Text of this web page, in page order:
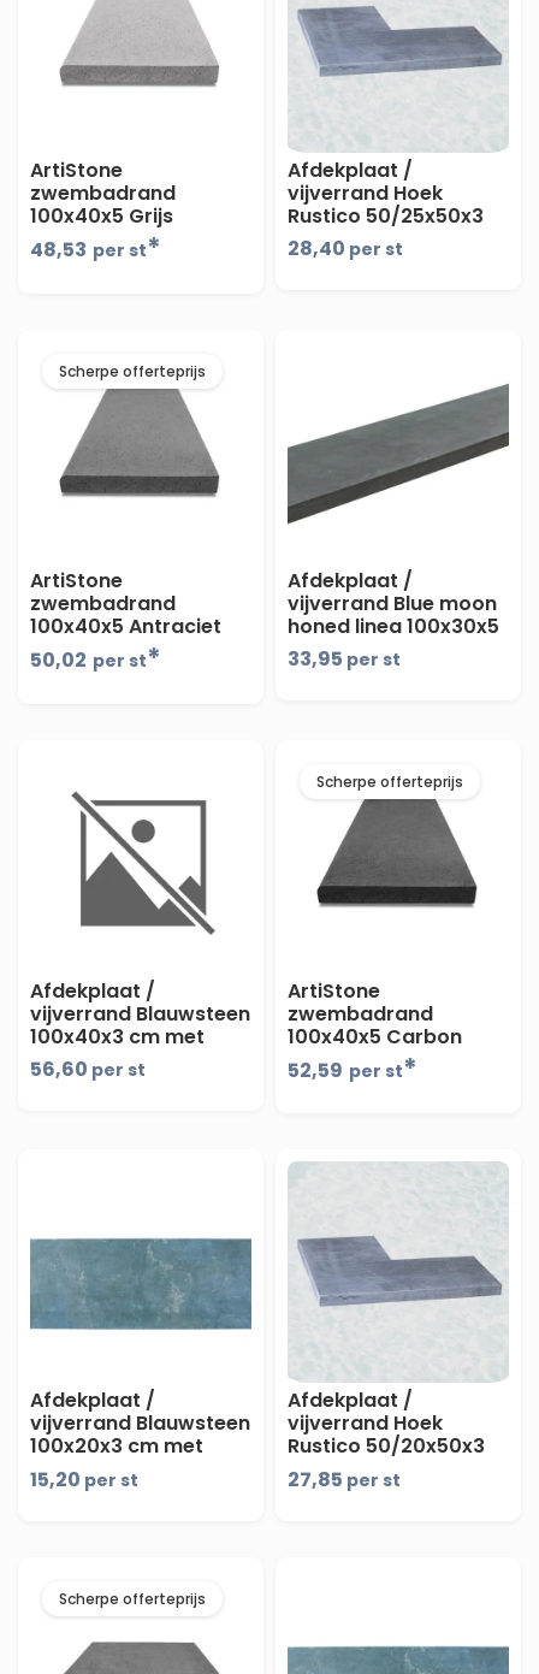
ArtiStone
zwembadrand
100x40x5 Grijs
48,53 per st*
Afdekplaat /
vijverrand Hoek
Rustico 50/25x50x3
cm - maandprijs
28,40 per st
Scherpe offerteprijs
ArtiStone
zwembadrand
100x40x5 Antraciet
50,02 per st*
Afdekplaat /
vijverrand Blue moon
honed linea 100x30x5
- maandprijs
33,95 per st
Afdekplaat /
vijverrand Blauwsteen
100x40x3 cm met
facet
56,60 per st
Scherpe offerteprijs
ArtiStone
zwembadrand
100x40x5 Carbon
52,59 per st*
Afdekplaat /
vijverrand Blauwsteen
100x20x3 cm met
facet
15,20 per st
Afdekplaat /
vijverrand Hoek
Rustico 50/20x50x3
cm - maandprijs
27,85 per st
Scherpe offerteprijs